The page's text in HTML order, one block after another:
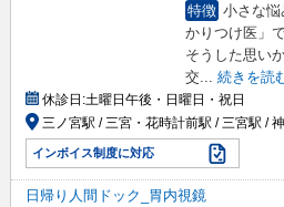
特徴 小さな
かりつけ医」
そうした思い
交
続きを読
休診日:土曜日午後・日曜日・祝日
三ノ宮駅 / 三宮・花時計前駅 / 三宮駅 /
インボイス制度に対応
日帰り人間ドック_胃内視鏡